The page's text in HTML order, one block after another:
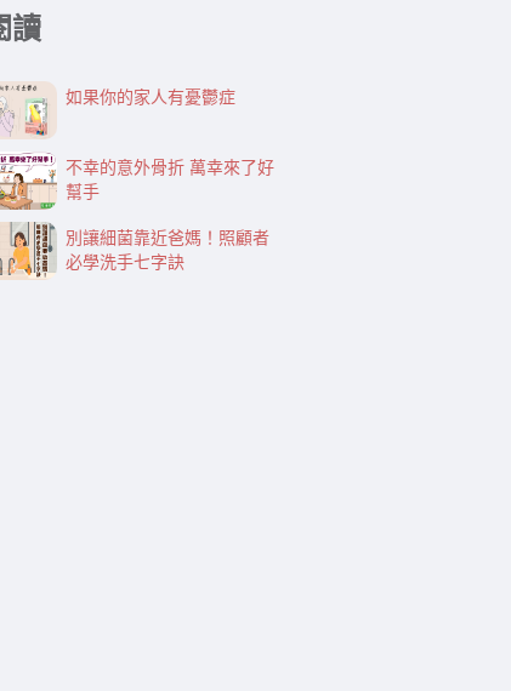
讀
如果你的家人有憂鬱症
不幸的意外骨折 萬幸來了好
幫手
別讓細菌靠近爸媽！照顧者
必學洗手七字訣